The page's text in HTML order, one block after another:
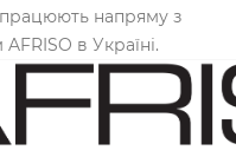
напряму з
в Україні.